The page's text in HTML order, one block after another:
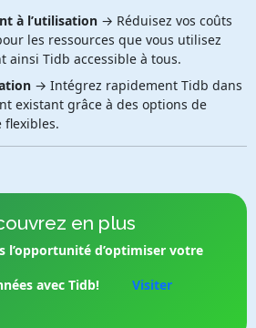
à l’utilisation→ Réduisez vos coûts
les ressources que vous utilisez
ainsi Tidb accessible à tous.
→ Intégrez rapidement Tidb dans
existant grâce à des options de
flexibles.
en plus
l’opportunité d’optimiser votre
avec Tidb!
Visiter